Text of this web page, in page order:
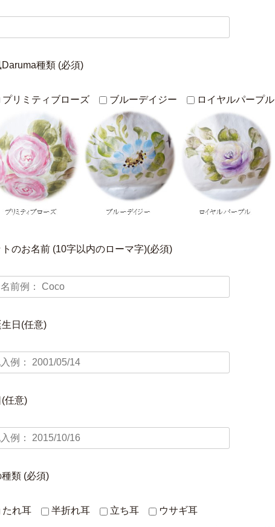
種類 (必須)
プリミティブローズ ブルーデイジー ロイヤルパープル
のお名前 (10字以内のローマ字)(必須)
生日(任意)
任意)
類 (必須)
たれ耳 半折れ耳 立ち耳 ウサギ耳